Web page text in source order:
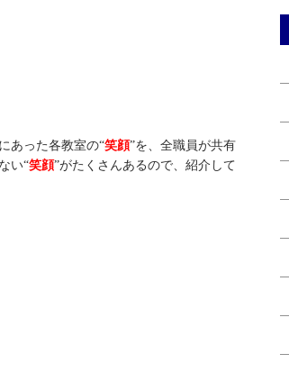
あった各教室の“笑顔”を、全職員が共有
い“笑顔”がたくさんあるので、紹介して